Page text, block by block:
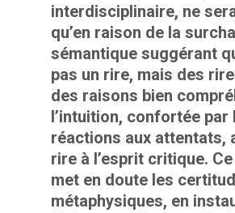
interdisciplinaire, ne
qu’en raison de la
sémantique suggérant
pas un rire, mais des
des raisons bien
l’intuition, confortée par
réactions aux attentats,
rire à l’esprit critique.
met en doute les
métaphysiques, en